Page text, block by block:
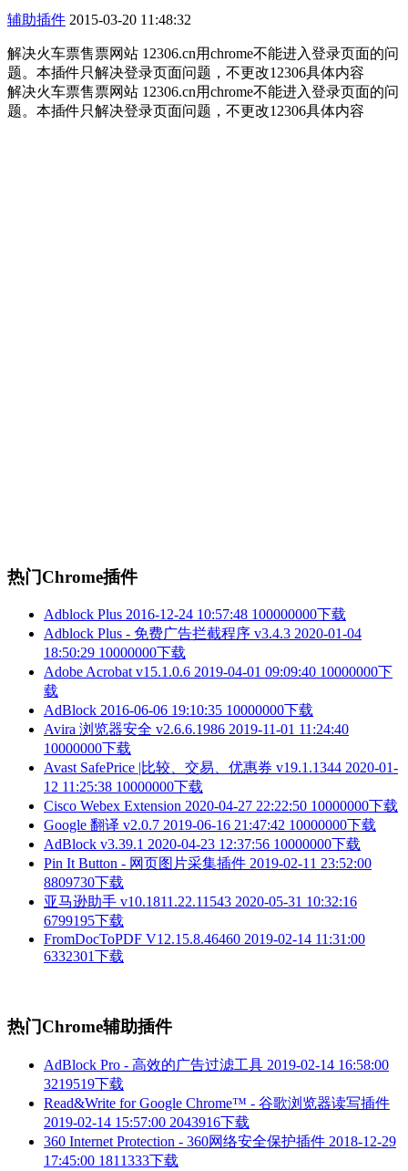
辅助插件 2015-03-20 11:48:32
解决火车票售票网站 12306.cn用chrome不能进入登录页面的问
题。本插件只解决登录页面问题，不更改12306具体内容
解决火车票售票网站 12306.cn用chrome不能进入登录页面的问
题。本插件只解决登录页面问题，不更改12306具体内容
热门Chrome插件
Adblock Plus 2016-12-24 10:57:48 100000000下载
Adblock Plus - 免费广告拦截程序 v3.4.3 2020-01-04
18:50:29 10000000下载
Adobe Acrobat v15.1.0.6 2019-04-01 09:09:40 10000000下
载
AdBlock 2016-06-06 19:10:35 10000000下载
Avira 浏览器安全 v2.6.6.1986 2019-11-01 11:24:40
10000000下载
Avast SafePrice |比较、交易、优惠券 v19.1.1344 2020-01-
12 11:25:38 10000000下载
Cisco Webex Extension 2020-04-27 22:22:50 10000000下载
Google 翻译 v2.0.7 2019-06-16 21:47:42 10000000下载
AdBlock v3.39.1 2020-04-23 12:37:56 10000000下载
Pin It Button - 网页图片采集插件 2019-02-11 23:52:00
8809730下载
亚马逊助手 v10.1811.22.11543 2020-05-31 10:32:16
6799195下载
FromDocToPDF V12.15.8.46460 2019-02-14 11:31:00
6332301下载
热门Chrome辅助插件
AdBlock Pro - 高效的广告过滤工具 2019-02-14 16:58:00
3219519下载
Read&Write for Google Chrome™ - 谷歌浏览器读写插件
2019-02-14 15:57:00 2043916下载
360 Internet Protection - 360网络安全保护插件 2018-12-29
17:45:00 1811333下载